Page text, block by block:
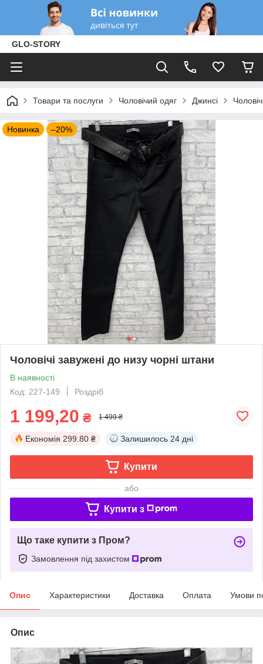
GLO-STORY
Товари та послуги Чоловічий одяг Джинсі
Новинка –20%
Чоловічі завужені до низу чорні штани
В наявності
Код: 227-149
Роздріб
1 199,20 ₴ 1 499 ₴
Економія 299.80 ₴ Залишилось 24 дні
Купити
або
Купити з
Що таке купити з Пром?
Замовлення під захистом
Опис Характеристики Доставка Оплата Умови
Опис